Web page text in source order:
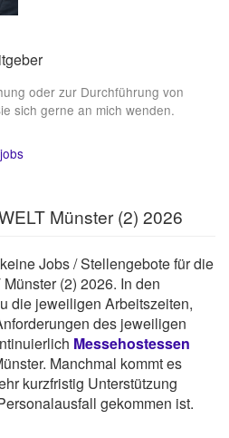
oder zur Durchführung von
sich gerne an mich wenden.
Münster (2) 2026
Jobs / Stellengebote für die
(2) 2026. In den
die jeweiligen Arbeitszeiten,
des jeweiligen
Messehostessen
Manchmal kommt es
kurzfristig Unterstützung
gekommen ist.